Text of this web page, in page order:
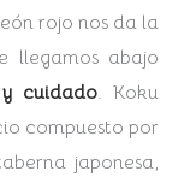
rojo nos da la
llegamos abajo
cuidado. Koku
compuesto por
japonesa,